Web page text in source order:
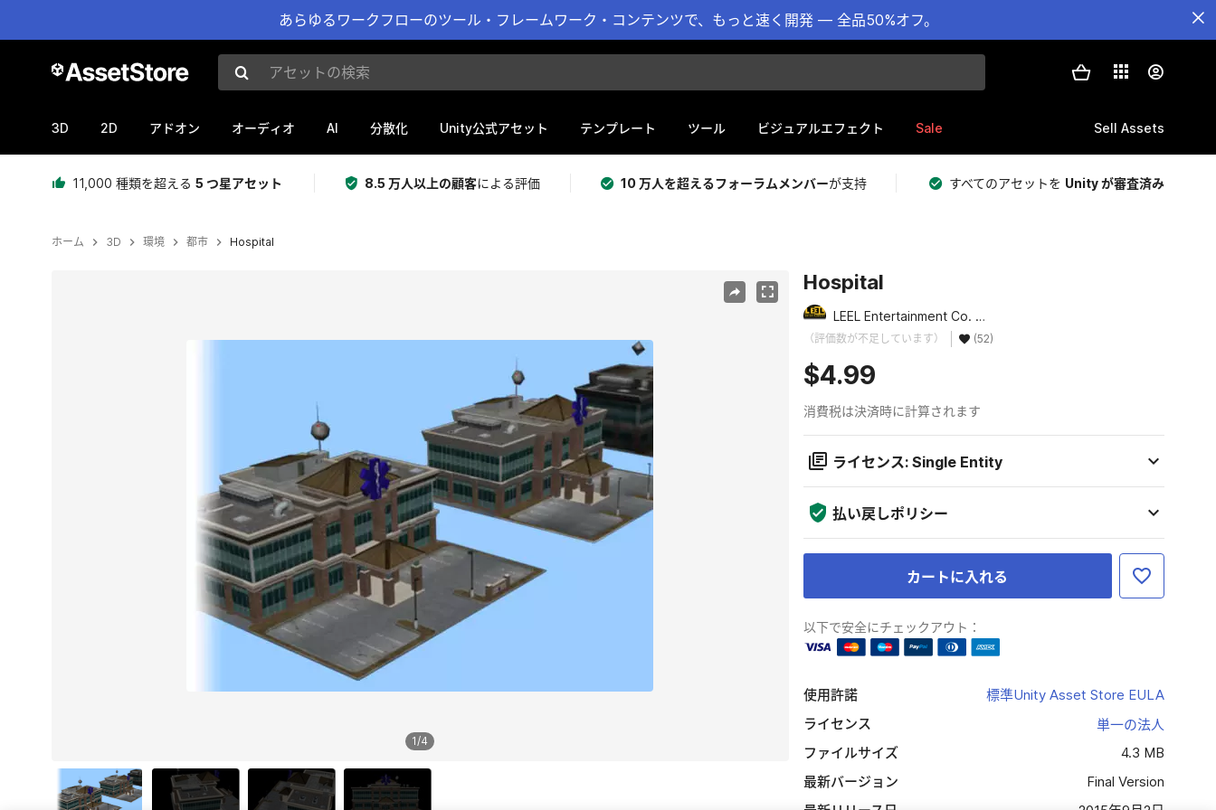
あらゆるワークフローのツール・フレームワーク・コンテンツで、もっと速く開発 — 全品50%オフ。
アセットの検索
3D 2D アドオン オーディオ AI 分散化 Unity公式アセット テンプレート ツール ビジュアルエフェクト Sale Sell Assets
11,000 種類を超える 5 つ星アセット 8.5 万人以上の顧客による評価 10 万人を超えるフォーラムメンバーが支持 すべてのアセットを Unity が審査済み
ホーム 3D 環境 都市 Hospital
1/4
Hospital
LEEL Entertainment Co. Ltd
（評価数が不足しています） (52)
$4.99
消費税は決済時に計算されます
ライセンス: Single Entity
払い戻しポリシー
カートに入れる
以下で安全にチェックアウト：
使用許諾
標準Unity Asset Store EULA
ライセンス
単一の法人
ファイルサイズ
4.3 MB
最新バージョン
Final Version